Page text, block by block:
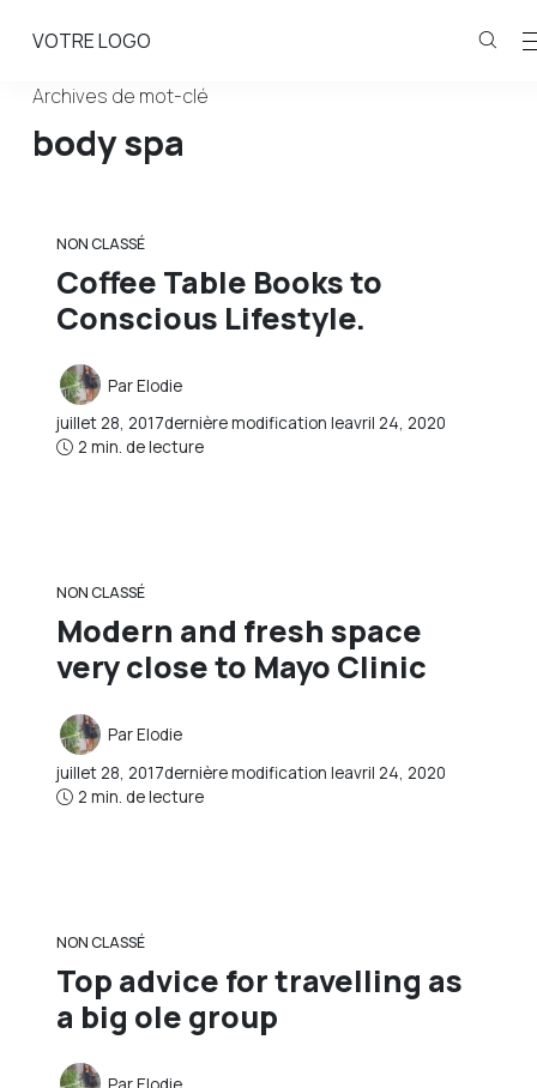
VOTRE LOGO
Archives de mot-clé
body spa
NON CLASSÉ
Coffee Table Books to
Conscious Lifestyle.
ParElodie
juillet 28, 2017dernière modification leavril 24, 2020
2 min. de lecture
NON CLASSÉ
Modern and fresh space
very close to Mayo Clinic
ParElodie
juillet 28, 2017dernière modification leavril 24, 2020
2 min. de lecture
NON CLASSÉ
Top advice for travelling as
a big ole group